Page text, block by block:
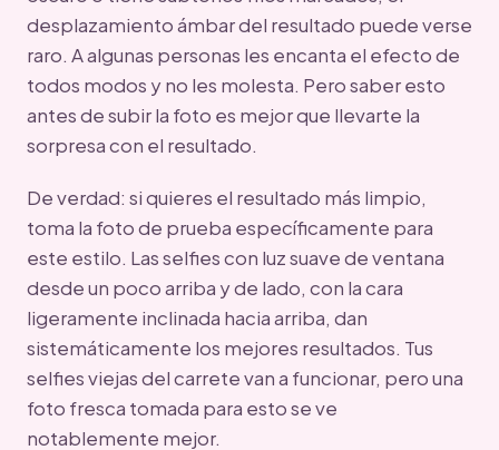
desplazamiento ámbar del resultado puede verse
raro. A algunas personas les encanta el efecto de
todos modos y no les molesta. Pero saber esto
antes de subir la foto es mejor que llevarte la
sorpresa con el resultado.
De verdad: si quieres el resultado más limpio,
toma la foto de prueba específicamente para
este estilo. Las selfies con luz suave de ventana
desde un poco arriba y de lado, con la cara
ligeramente inclinada hacia arriba, dan
sistemáticamente los mejores resultados. Tus
selfies viejas del carrete van a funcionar, pero una
foto fresca tomada para esto se ve
notablemente mejor.